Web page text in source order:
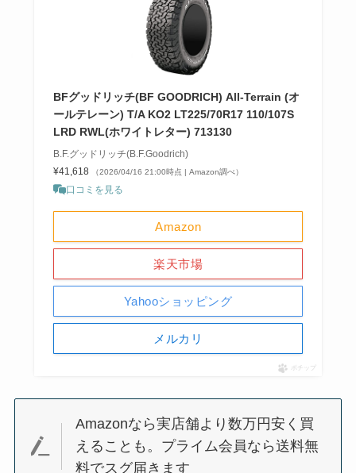
BFグッドリッチ(BF GOODRICH) All-Terrain (オ
ールテレーン) T/A KO2 LT225/70R17 110/107S
LRD RWL(ホワイトレター) 713130
B.F.グッドリッチ(B.F.Goodrich)
¥41,618
（2026/04/16 21:00時点 | Amazon調べ）
口コミを見る
Amazon
楽天市場
Yahooショッピング
メルカリ
ポチップ
Amazonなら実店舗より数万円安く買
えることも。プライム会員なら送料無
料でスグ届きます